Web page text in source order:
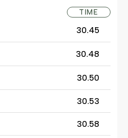
TIME
30.45
30.48
30.50
30.53
30.58